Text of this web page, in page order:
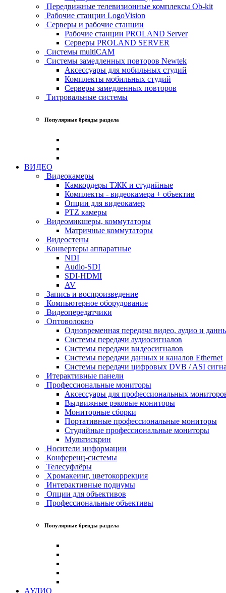
Передвижные телевизионные комплексы Ob-kit
Рабочие станции LogoVision
Серверы и рабочие станции
Рабочие станции PROLAND Server
Серверы PROLAND SERVER
Системы multiCAM
Системы замедленных повторов Newtek
Аксессуары для мобильных студий
Комплекты мобильных студий
Серверы замедленных повторов
Титровальные системы
Популярные бренды раздела
ВИДЕО
Видеокамеры
Камкордеры ТЖК и студийные
Комплекты - видеокамера + объектив
Опции для видеокамер
PTZ камеры
Видеомикшеры, коммутаторы
Матричные коммутаторы
Видеостены
Конвертеры аппаратные
NDI
Audio-SDI
SDI-HDMI
AV
Запись и воспроизведение
Компьютерное оборудование
Видеопередатчики
Оптоволокно
Одновременная передача видео, аудио и
Системы передачи аудиосигналов
Системы передачи видеосигналов
Системы передачи данных и каналов Ethernet
Системы передачи цифровых DVB / ASI
Итерактивные панели
Профессиональные мониторы
Аксессуары для профессиональных
Выдвижные рэковые мониторы
Мониторные сборки
Портативные профессиональные мониторы
Студийные профессиональные мониторы
Мультискрин
Носители информации
Конференц-системы
Телесуфлёры
Хромакеинг, цветокоррекция
Интерактивные подиумы
Опции для объективов
Профессиональные объективы
Популярные бренды раздела
АУДИО